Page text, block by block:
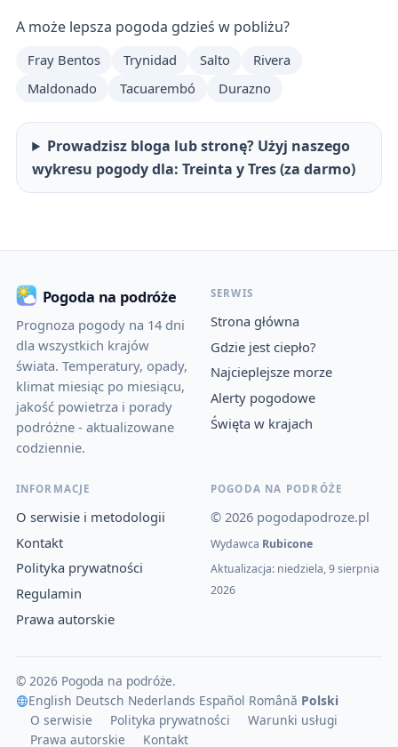
A może lepsza pogoda gdzieś w pobliżu?
Fray Bentos Trynidad Salto
Rivera
Maldonado
Tacuarembó Durazno
Prowadzisz bloga lub stronę? Użyj naszego
wykresu pogody dla: Treinta y Tres (za darmo)
Pogoda na podróże
Prognoza pogody na 14 dni
dla wszystkich krajów
świata. Temperatury, opady,
klimat miesiąc po miesiącu,
jakość powietrza i porady
podróżne - aktualizowane
codziennie.
SERWIS
Strona główna
Gdzie jest ciepło?
Najcieplejsze morze
Alerty pogodowe
Święta w krajach
INFORMACJE
O serwisie i metodologii
Kontakt
Polityka prywatności
Regulamin
Prawa autorskie
POGODA NA PODRÓŻE
© 2026 pogodapodroze.pl
Wydawca Rubicone
Aktualizacja: niedziela, 9 sierpnia
2026
© 2026 Pogoda na podróże.
English Deutsch Nederlands Español Română Polski
O serwisie
Polityka prywatności
Warunki usługi
Prawa autorskie
Kontakt